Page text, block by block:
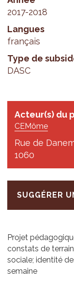
2017-2018
Langues
français
Type de
DASC
Acteur(s) du
CEMôme
Rue de
1060
SUGGÉRER
Projet
constats de
sociale; identité
semaine